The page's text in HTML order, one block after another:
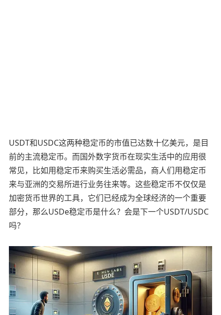
USDT和USDC这两种稳定币的市值已达数十亿美元，是目
前的主流稳定币。而国外数字货币在现实生活中的应用很
常见，比如用稳定币来购买生活必需品，商人们用稳定币
来与亚洲的交易所进行业务往来等。这些稳定币不仅仅是
加密货币世界的工具，它们已经成为全球经济的一个重要
部分，那么USDe稳定币是什么？会是下一个USDT/USDC
吗？